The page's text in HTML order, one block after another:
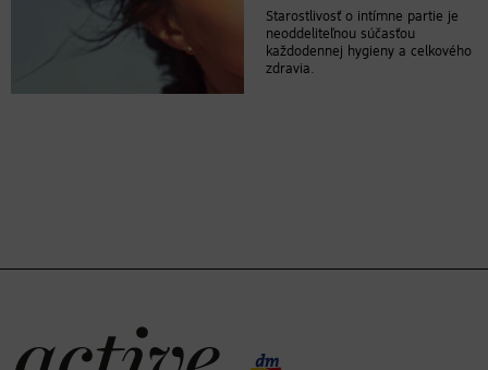
Starostlivosť o intímne partie je
neoddeliteľnou súčasťou
každodennej hygieny a celkového
zdravia.